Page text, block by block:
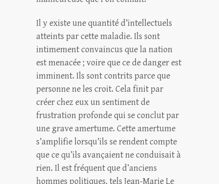
Il y existe une quantité d’intellectuels
atteints par cette maladie. Ils sont
intimement convaincus que la nation
est menacée ; voire que ce de danger est
imminent. Ils sont contrits parce que
personne ne les croit. Cela finit par
créer chez eux un sentiment de
frustration profonde qui se conclut par
une grave amertume. Cette amertume
s’amplifie lorsqu’ils se rendent compte
que ce qu’ils avançaient ne conduisait à
rien. Il est fréquent que d’anciens
hommes politiques, tels Jean-Marie Le